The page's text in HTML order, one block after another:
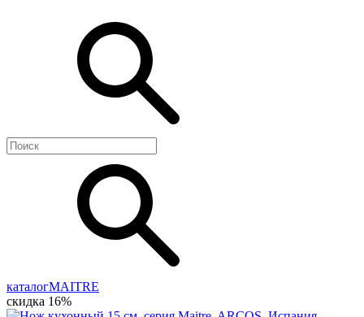
каталогMAITRE
скидка 16%